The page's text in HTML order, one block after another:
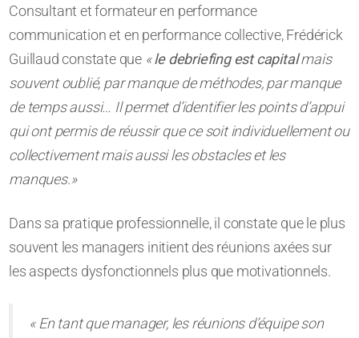
Consultant et formateur en performance
communication et en performance collective, Frédérick
Guillaud constate que «le debriefing est capitalmais
souvent oublié, par manque de méthodes, par manque
de temps aussi… Il permet d’identifier les points d’appui
qui ont permis de réussir que ce soit individuellement ou
collectivement mais aussi les obstacles et les
manques.»
Dans sa pratique professionnelle, il constate que le plus
souvent les managers initient des réunions axées sur
les aspects dysfonctionnels plus que motivationnels.
« En tant que manager, les réunions d’équipe son